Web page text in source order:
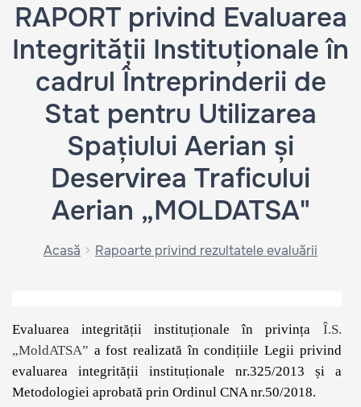
RAPORT privind Evaluarea
Integrității Instituționale în
cadrul Întreprinderii de
Stat pentru Utilizarea
Spațiului Aerian și
Deservirea Traficului
Aerian „MOLDATSA"
Acasă Rapoarte privind rezultatele evaluării
Evaluarea integrității instituționale în privința Î.S.
„MoldATSA” a fost realizată în condițiile Legii privind
evaluarea integrității instituționale nr.325/2013 și a
Metodologiei aprobată prin Ordinul CNA nr.50/2018.